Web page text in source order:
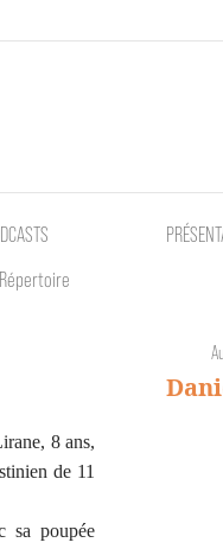
Répertoire
8 ans,
de 11
sa poupée